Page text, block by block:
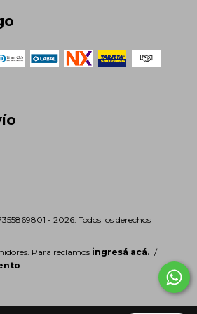
- 2026. Todos los derechos
Para reclamos ingresá acá. /